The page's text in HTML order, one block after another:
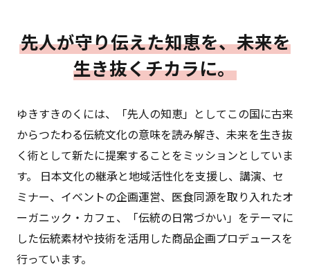
先人が守り伝えた知恵を、未来を
生き抜くチカラに。
ゆきすきのくには、「先人の知恵」としてこの国に古来
からつたわる伝統文化の意味を読み解き、未来を生き抜
く術として新たに提案することをミッションとしていま
す。 日本文化の継承と地域活性化を支援し、講演、セ
ミナー、イベントの企画運営、医食同源を取り入れたオ
ーガニック・カフェ、「伝統の日常づかい」をテーマに
した伝統素材や技術を活用した商品企画プロデュースを
行っています。